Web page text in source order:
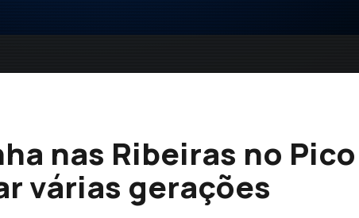
nas Ribeiras no Pico
várias gerações